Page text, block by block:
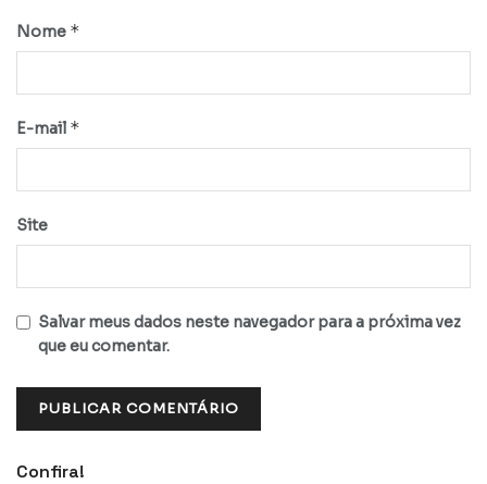
Nome *
E-mail *
Site
Salvar meus dados neste navegador para a próxima vez
que eu comentar.
Confira!